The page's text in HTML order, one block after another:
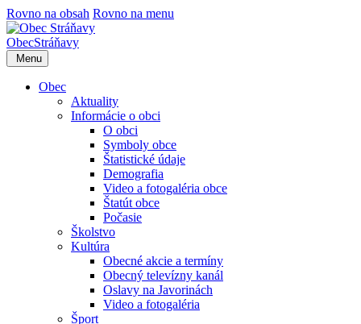
Rovno na obsah Rovno na menu
ObecStráňavy
Menu
Obec
Aktuality
Informácie o obci
O obci
Symboly obce
Štatistické údaje
Demografia
Video a fotogaléria obce
Štatút obce
Počasie
Školstvo
Kultúra
Obecné akcie a termíny
Obecný televízny kanál
Oslavy na Javorinách
Video a fotogaléria
Šport